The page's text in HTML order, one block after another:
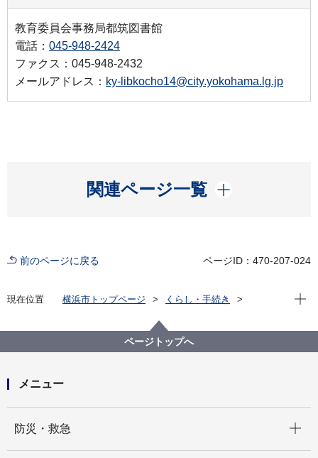
教育委員会事務局都筑図書館
電話： 045-948-2424
ファクス：045-948-2432
メールアドレス： ky-libkocho14@city.yokohama.lg.jp
関連ページ一覧
開く
前のページに戻る ページID：470-207-024
現在位置 横浜市トップページ
くらし・手続き
横浜市立図書館の目標
令和６年度 都筑図書館の目標一覧振り返り
現在
ページトップへ
メニュー
防災・救急